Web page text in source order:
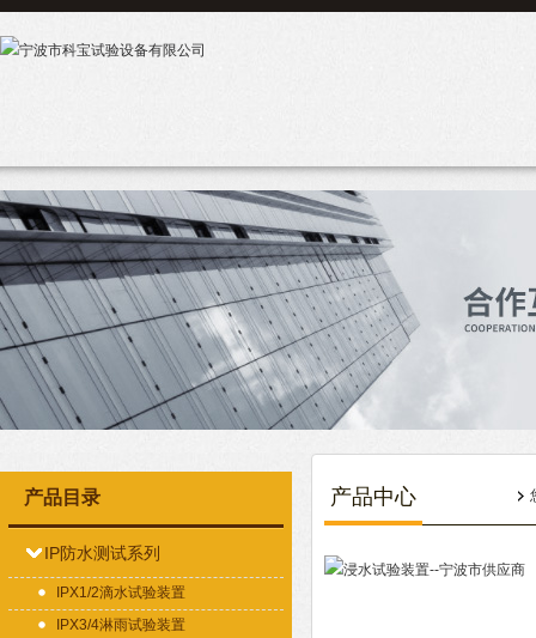
产品目录
IP防水测试系列
IPX1/2滴水试验装置
IPX3/4淋雨试验装置
产品中心